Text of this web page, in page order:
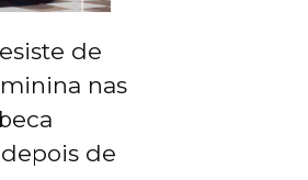
de
nas
de